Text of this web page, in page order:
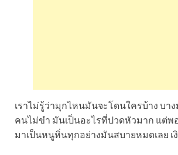
เราไม่รู้ว่ามุกไหนมันจะโดนใครบ้าง บา
คนไม่ขำ มันเป็นอะไรที่ปวดหัวมาก แต่พ
มาเป็นหนูหิ่นทุกอย่างมันสบายหมดเลย